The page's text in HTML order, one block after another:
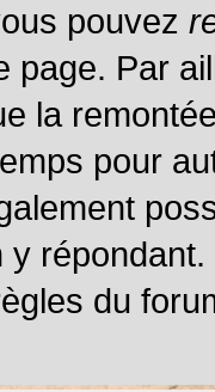
pouvez
page. Par
la
pour
y
du